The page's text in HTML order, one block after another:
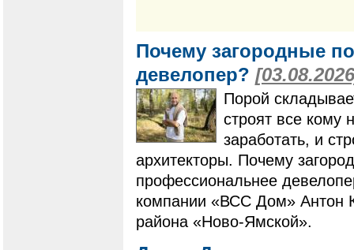
Почему загородные
девелопер?
Порой
строят все
заработать, и
архитекторы. Почему
профессиональнее
компании «ВСС Дом» Антон
района «Ново-Ямской».